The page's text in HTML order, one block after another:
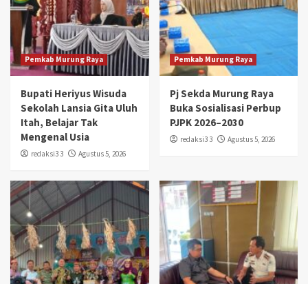
Pemkab Murung Raya
Bupati Heriyus Wisuda
Sekolah Lansia Gita Uluh
Itah, Belajar Tak
Mengenal Usia
redaksi3 3 Agustus 5, 2026
Pemkab Murung Raya
Pj Sekda Murung Raya
Buka Sosialisasi Perbup
PJPK 2026–2030
redaksi3 3 Agustus 5, 2026